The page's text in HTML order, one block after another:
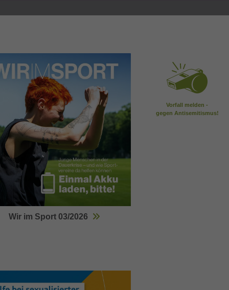
Vorfall melden -
gegen Antisemitismus!
Wir im Sport 03/2026